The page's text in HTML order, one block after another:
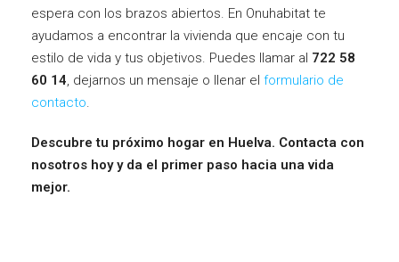
espera con los brazos abiertos. En Onuhabitat te
ayudamos a encontrar la vivienda que encaje con tu
estilo de vida y tus objetivos. Puedes llamar al 722 58
60 14 , dejarnos un mensaje o llenar el formulario de
contacto
Descubre tu próximo hogar en Huelva. Contacta con
nosotros hoy y da el primer paso hacia una vida
mejor.